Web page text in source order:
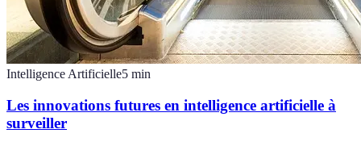
Intelligence Artificielle5 min
Les innovations futures en intelligence artificielle à
surveiller